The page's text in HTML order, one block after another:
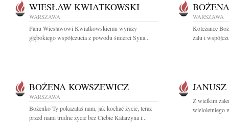
WIESŁAW KWIATKOWSKI
WARSZAWA
Panu Wiesławowi Kwiatkowskiemu wyrazy
głębokiego współczucia z powodu śmierci Syna...
WARSZAWA
Koleżance
żalu i
BOŻENA KOWSZEWICZ
WARSZAWA
Bożenko Ty pokazałaś nam, jak kochać życie, teraz
przed nami trudne życie bez Ciebie Katarzyna i...
Z wielkim
wieloletniego